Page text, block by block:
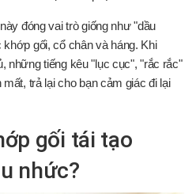
đóng vai trò giống như "dầu
khớp gối, cổ chân và háng. Khi
những tiếng kêu "lục cục", "rắc rắc"
trả lại cho bạn cảm giác đi lại
gối tái tạo
nhức?